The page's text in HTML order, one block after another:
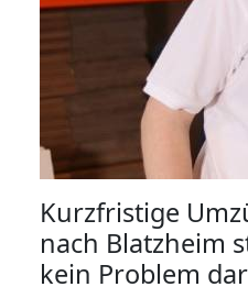
Kurzfristige
nach Blatzheim
kein Problem dar